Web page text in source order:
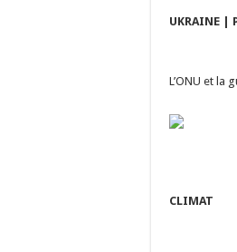
UKRAINE |
L’ONU et la
CLIMAT